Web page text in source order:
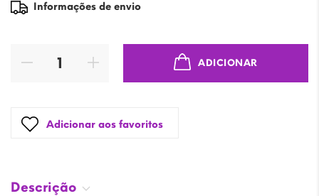
Informações de envio
ADICIONAR
Adicionar aos favoritos
Descrição